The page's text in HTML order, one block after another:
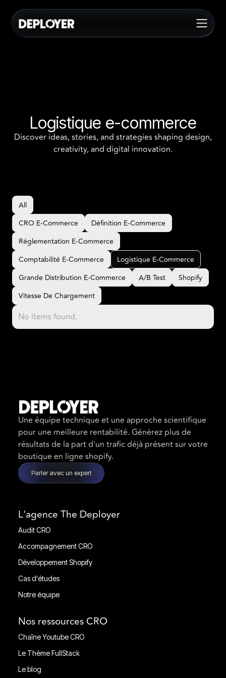
Logistique e-commerce
Discover ideas, stories, and strategies shaping design,
creativity, and digital innovation.
All
CRO E-Commerce
Définition E-Commerce
Définition E-Commerce
Réglementation E-Commerce
Réglementation E-Commerce
Comptabilité E-Commerce
Logistique E-Commerce
Logistique E-Commerce
Grande Distribution E-Commerce
Grande Distribution E-Commerce
A/B Test
A/B Test
Shopify
Shopify
Vitesse De Chargement
No items found.
Une équipe technique et une approche scientifique
pour une meilleure rentabilité. Générez plus de
résultats de la part d'un trafic déjà présent sur votre
boutique en ligne shopify.
Parler avec un expert
L'agence The Deployer
Audit CRO
Audit CRO
Accompagnement CRO
Accompagnement CRO
Développement Shopify
Développement Shopify
Cas d'études
Cas d'études
Notre équipe
Nos ressources CRO
Chaîne Youtube CRO
Chaîne Youtube CRO
Le Thème FullStack
Le Thème FullStack
Le blog